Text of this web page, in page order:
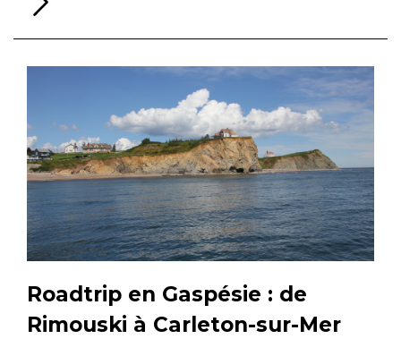
Roadtrip en Gaspésie : de
Rimouski à Carleton-sur-Mer